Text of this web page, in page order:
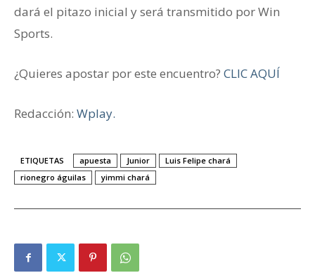
dará el pitazo inicial y será transmitido por Win
Sports.
¿Quieres apostar por este encuentro? CLIC AQUÍ
Redacción: Wplay.
ETIQUETAS apuesta Junior
Luis Felipe chará
rionegro águilas
yimmi chará